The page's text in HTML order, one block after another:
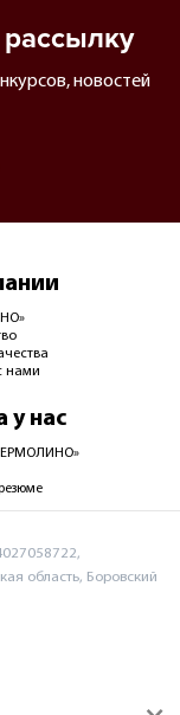
новостей
нами
у нас
область, Боровский